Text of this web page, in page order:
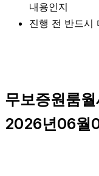
내용인지
진행 전 반드시
무보증원룸
2026년06월